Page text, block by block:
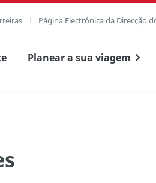
Página Electrónica da Direcção
Planear a sua viagem